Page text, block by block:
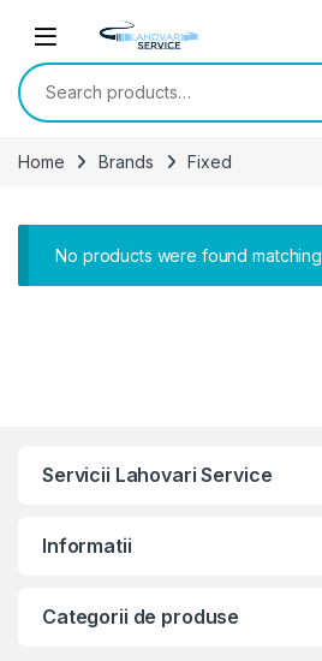
Search for:
Home Brands Fixed
No products were found
Servicii Lahovari Service
Informatii
Categorii de produse